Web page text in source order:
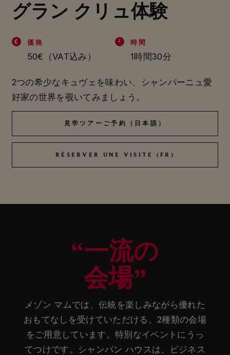
グラン クリュ体験
価格
50€（VAT込み）
時間
1時間30分
2つの希少なキュヴェを味わい、シャンパーニュ愛
好家の世界を覗いてみましょう。
見学ツアーご予約（日本語）
見学ツアーご予約（日本語）
RÉSERVER UNE VISITE (FR)
RÉSERVER UNE VISITE (FR)
“一流の
会場”
メゾン マムでは、伝統を楽しみながら優れた
おもてなしを受けていただける、2種類の会場
をご用意しています。特別なイベントにうっ
てつけです。シャンパン ハウスは、ビジネス